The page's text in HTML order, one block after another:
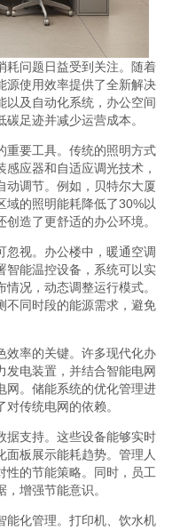
耗问题日益受到关注。随着
源使用效率提供了全新解决
以及自动化系统，办公空间
足迹并减少运营成本。
重要工具。传统的照明方式
应器和自适应调光技术，
动调节。例如，贝特尔大厦
域的照明能耗降低了30%以
造了更舒适的办公环境。
忽视。办公楼中，暖通空调
智能温控设备，系统可以实
况，动态调整运行模式。
不同时段的能源需求，避免
效率的关键。许多现代化办
发电装置，并结合智能电网
网。储能系统的优化管理进
传统电网的依赖。
据支持。这些设备能够实时
板展示能耗趋势。管理人
性的节能策略。同时，员工
增强节能意识。
能化管理。打印机、饮水机